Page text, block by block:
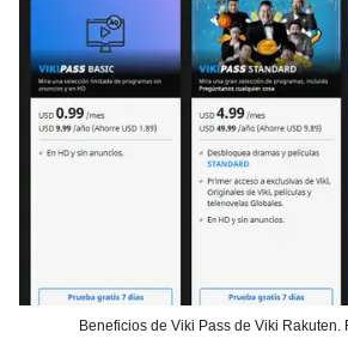
Beneficios de Viki Pass de Viki Rakuten.